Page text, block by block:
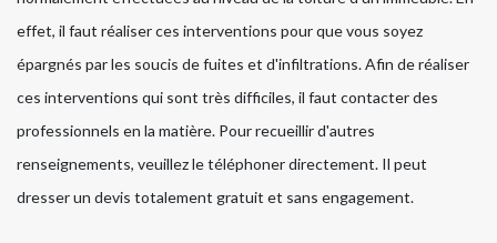
effet, il faut réaliser ces interventions pour que vous soyez
épargnés par les soucis de fuites et d'infiltrations. Afin de réaliser
ces interventions qui sont très difficiles, il faut contacter des
professionnels en la matière. Pour recueillir d'autres
renseignements, veuillez le téléphoner directement. Il peut
dresser un devis totalement gratuit et sans engagement.